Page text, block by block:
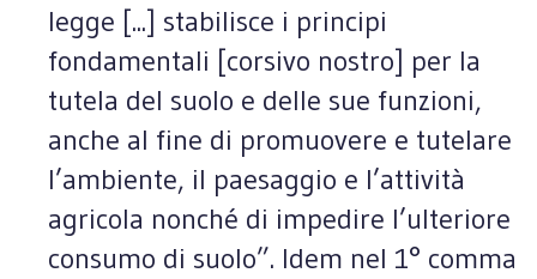
legge [...] stabilisce i principi
fondamentali [corsivo nostro] per la
tutela del suolo e delle sue funzioni,
anche al fine di promuovere e tutelare
l’ambiente, il paesaggio e l’attività
agricola nonché di impedire l’ulteriore
consumo di suolo”. Idem nel 1° comma